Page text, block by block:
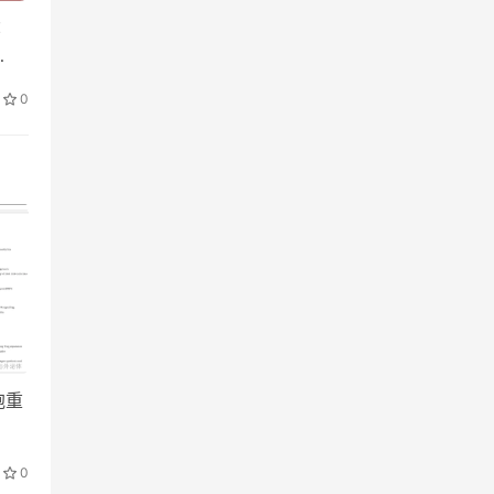
0
重
0